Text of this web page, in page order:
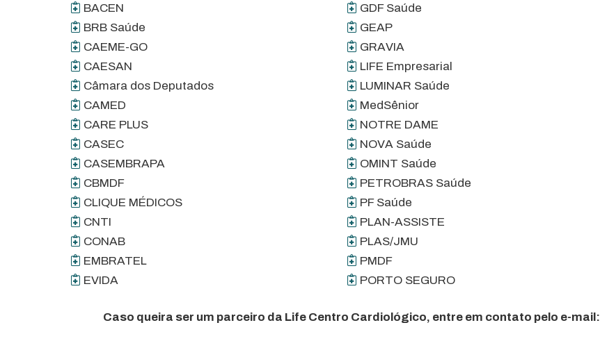
BACEN
BRB Saúde
CAEME-GO
CAESAN
Câmara dos Deputados
CAMED
CARE PLUS
CASEC
CASEMBRAPA
CBMDF
CLIQUE MÉDICOS
CNTI
CONAB
EMBRATEL
EVIDA
GDF Saúde
GEAP
GRAVIA
LIFE Empresarial
LUMINAR Saúde
MedSênior
NOTRE DAME
NOVA Saúde
OMINT Saúde
PETROBRAS Saúde
PF Saúde
PLAN-ASSISTE
PLAS/JMU
PMDF
PORTO SEGURO
Caso queira ser um parceiro da Life Centro Cardiológico, entre em contato pelo e-mail: